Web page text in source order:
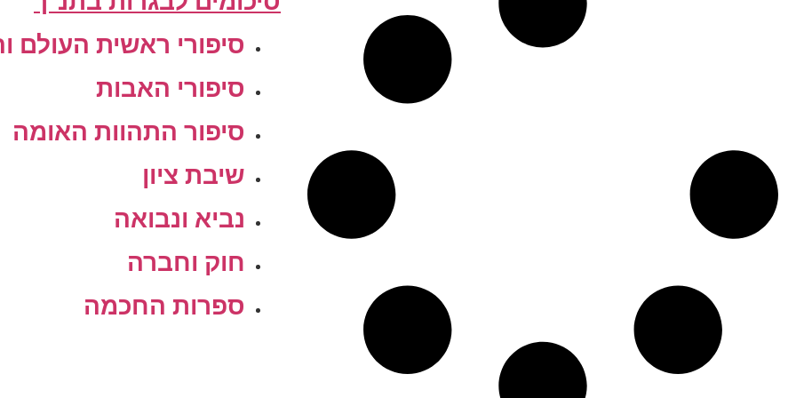
סיפורי ראשית העולם
סיפורי האבות
סיפור התהוות האומה
שיבת ציון
נביא ונבואה
חוק וחברה
ספרות החכמה